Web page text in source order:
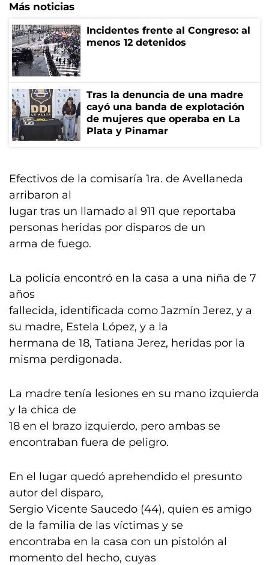
Más noticias
Incidentes frente al Congreso: al
menos 12 detenidos
Tras la denuncia de una madre
cayó una banda de explotación
de mujeres que operaba en La
Plata y Pinamar
Efectivos de la comisaría 1ra. de Avellaneda
arribaron al
lugar tras un llamado al 911 que reportaba
personas heridas por disparos de un
arma de fuego.
La policía encontró en la casa a una niña de 7
años
fallecida, identificada como Jazmín Jerez, y a
su madre, Estela López, y a la
hermana de 18, Tatiana Jerez, heridas por la
misma perdigonada.
La madre tenía lesiones en su mano izquierda
y la chica de
18 en el brazo izquierdo, pero ambas se
encontraban fuera de peligro.
En el lugar quedó aprehendido el presunto
autor del disparo,
Sergio Vicente Saucedo (44), quien es amigo
de la familia de las víctimas y se
encontraba en la casa con un pistolón al
momento del hecho, cuyas